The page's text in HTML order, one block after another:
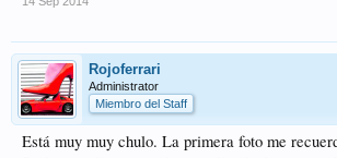
Rojoferrari
Administrator
Miembro del Staff
Está muy muy chulo. La primera foto me